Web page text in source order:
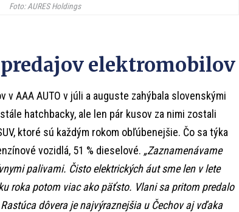
Foto: AURES Holdings
elektromobilov
AAA AUTO v júli a auguste zahýbala slovenskými
hatchbacky, ale len pár kusov za nimi zostali
ktoré sú každým rokom obľúbenejšie. Čo sa týka
vozidlá, 51 % dieselové. „Zaznamenávame
palivami. Čisto elektrických áut sme len v lete
roka potom viac ako päťsto. Vlani sa pritom predalo
dôvera je najvýraznejšia u Čechov aj vďaka